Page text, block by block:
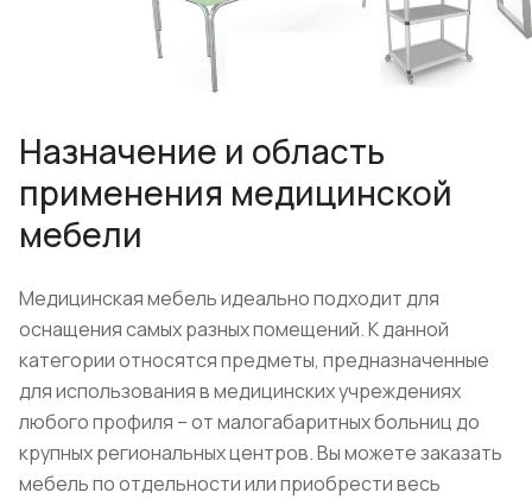
Назначение и область
применения медицинской
мебели
Медицинская мебель идеально подходит для
оснащения самых разных помещений. К данной
категории относятся предметы, предназначенные
для использования в медицинских учреждениях
любого профиля – от малогабаритных больниц до
крупных региональных центров. Вы можете заказать
мебель по отдельности или приобрести весь